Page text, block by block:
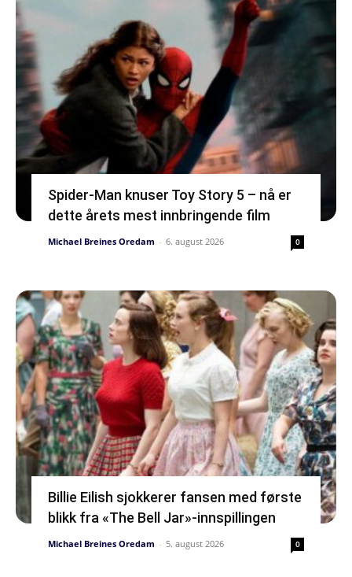
Spider-Man knuser Toy Story 5 – nå er
dette årets mest innbringende film
Michael Breines Oredam - 6. august 2026 0
Billie Eilish sjokkerer fansen med første
blikk fra «The Bell Jar»-innspillingen
Michael Breines Oredam - 5. august 2026 0